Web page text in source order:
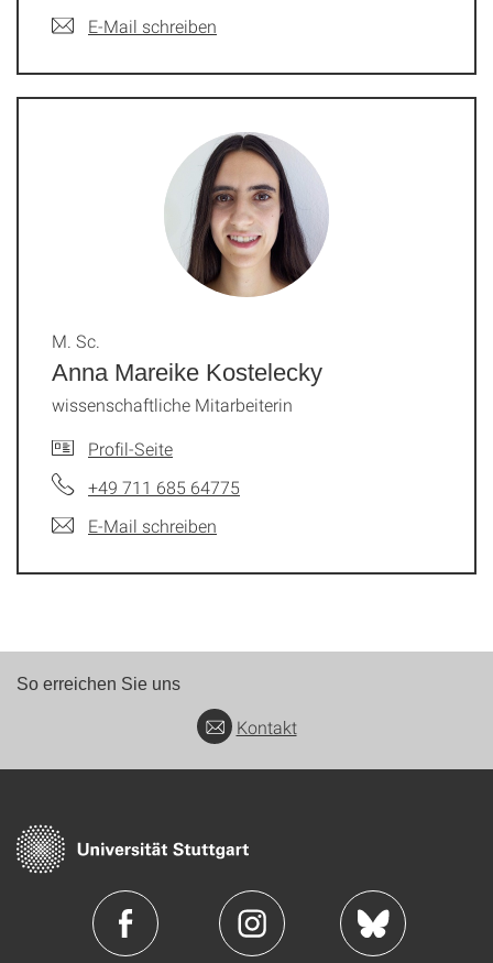
E-Mail schreiben
Anna Mareike Kostelecky
M. Sc.
wissenschaftliche Mitarbeiterin
Profil-Seite
+49 711 685 64775
E-Mail schreiben
So erreichen Sie uns
Kontakt